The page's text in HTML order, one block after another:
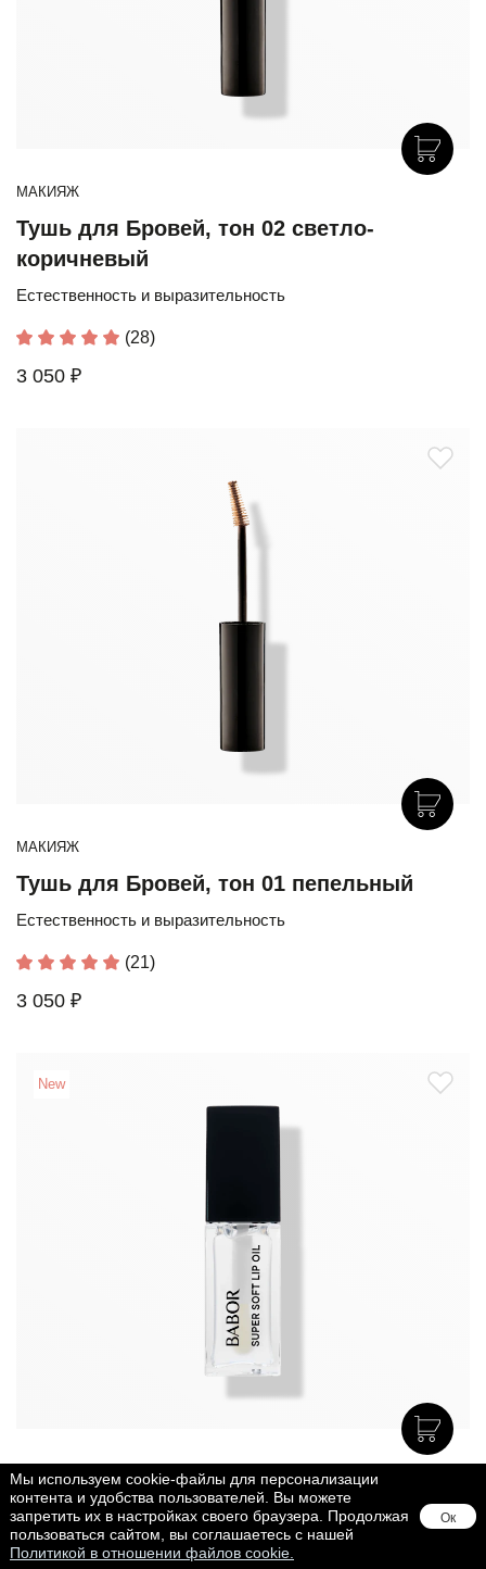
МАКИЯЖ
Тушь для Бровей, тон 02 светло-
коричневый
Естественность и выразительность
(28)
3 050 ₽
МАКИЯЖ
Тушь для Бровей, тон 01 пепельный
Естественность и выразительность
(21)
3 050 ₽
New
МАКИЯЖ
Увлажняющее Масло для Губ, тон 06
прозрачный
Мы используем cookie-файлы для персонализации
контента и удобства пользователей. Вы можете
запретить их в настройках своего браузера. Продолжая
пользоваться сайтом, вы соглашаетесь с нашей
Политикой в отношении файлов cookie.
Ок